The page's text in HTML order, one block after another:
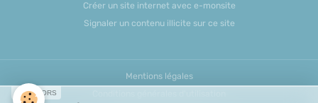
Créer un site internet avec e-monsite
Signaler un contenu illicite sur ce site
Mentions légales
SPONSORS